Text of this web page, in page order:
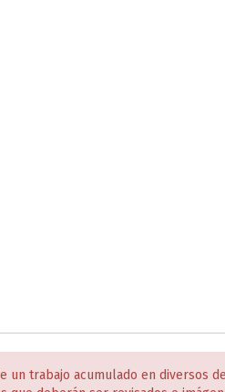
un trabajo acumulado en